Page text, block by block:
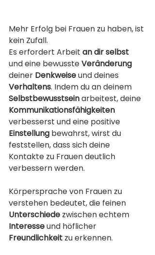
Mehr Erfolg bei Frauen zu haben, ist
kein Zufall.
Es erfordert Arbeit an dir selbst
und eine bewusste Veränderung
deiner Denkweise und deines
Verhaltens. Indem du an deinem
Selbstbewusstsein arbeitest, deine
Kommunikationsfähigkeiten
verbesserst und eine positive
Einstellung bewahrst, wirst du
feststellen, dass sich deine
Kontakte zu Frauen deutlich
verbessern werden.
Körpersprache von Frauen zu
verstehen bedeutet, die feinen
Unterschiede zwischen echtem
Interesse und höflicher
Freundlichkeit zu erkennen.